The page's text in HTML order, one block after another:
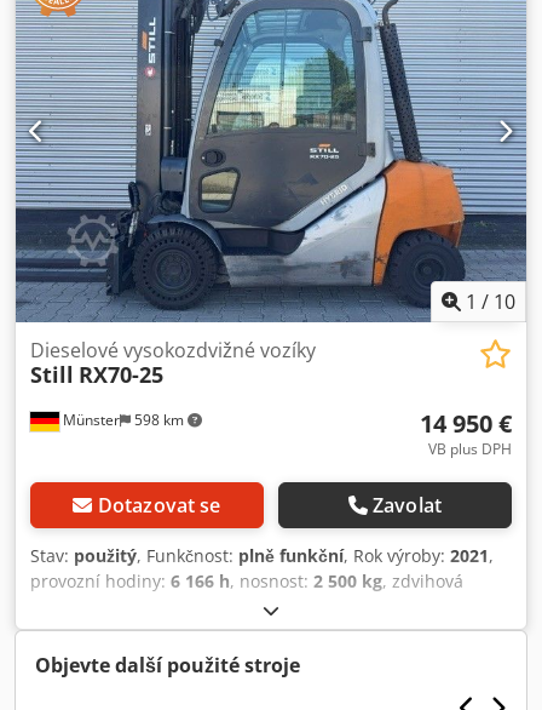
Výška zdvihu 5 530 mm. Průjezdová výška 2 475 mm.
Vybaven bočním posuvem a rozšiřovačem vidlic. Délka
vidlic 1 800 mm. Podívejte se na video na YouTube!
Dkedpfszg I Hcox Aafsr
1 / 10
Münster 598 km
Dieselové vysokozdvižné vozíky
Still RX70-25
14 950 €
VB plus DPH
Dotazovat se Zavolat
Stav: použitý, Funkčnost: plně funkční, Rok výroby: 2021,
provozní hodiny: 6 166 h, nosnost: 2 500 kg, zdvihová
nafta
teleskopický, stavební výška:2 525 mm, šířka nosiče vidlic:
1 150 mm , délka vidlic:1 200 mm
Dieselový vysokozdvižný vozík Těžiště: 500 mm ISO třída:
Objevte další použité stroje